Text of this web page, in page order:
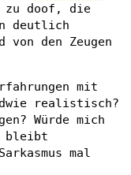
zu doof, die
deutlich
den Zeugen
mit
realistisch?
Würde mich
bleibt
mal